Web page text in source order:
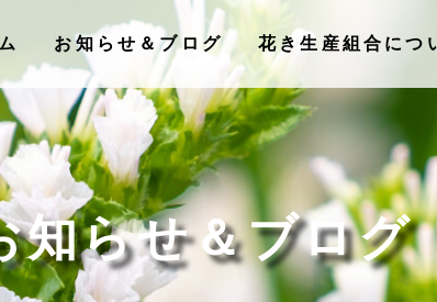
お知らせ＆ブログ 花き⽣産組合につ
知らせ＆ブログ